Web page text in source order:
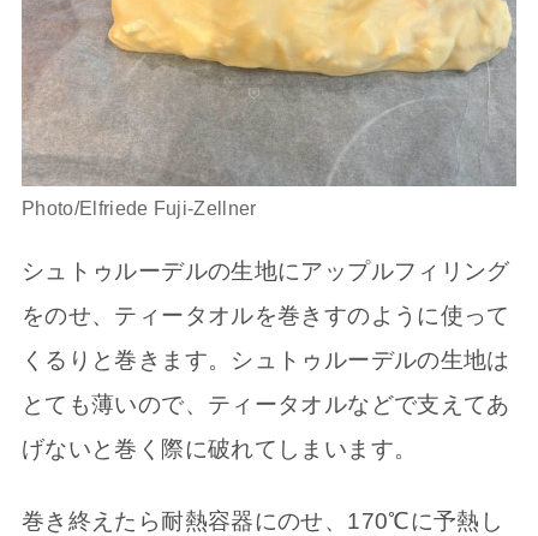
Photo/Elfriede Fuji-Zellner
シュトゥルーデルの生地にアップルフィリング
をのせ、ティータオルを巻きすのように使って
くるりと巻きます。シュトゥルーデルの生地は
とても薄いので、ティータオルなどで支えてあ
げないと巻く際に破れてしまいます。
巻き終えたら耐熱容器にのせ、170℃に予熱し